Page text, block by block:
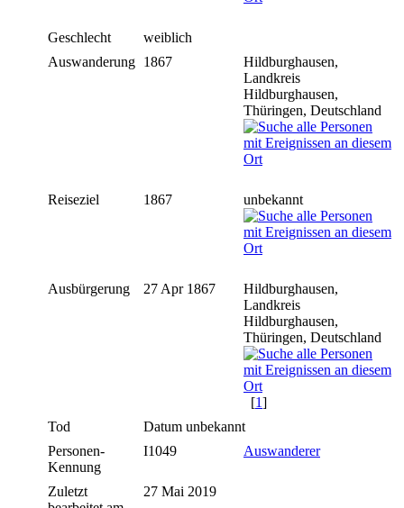
Geschlecht
weiblich
Auswanderung 1867
Hildburghausen,
Landkreis
Hildburghausen,
Thüringen, Deutschland
Reiseziel 1867 unbekannt
Ausbürgerung 27 Apr 1867
Hildburghausen,
Landkreis
Hildburghausen,
Thüringen, Deutschland
[1]
Tod
Datum unbekannt
Personen-
Kennung
I1049 Auswanderer
Zuletzt
27 Mai 2019